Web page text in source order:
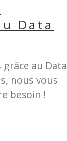
Data
au Data
nous vous
besoin !